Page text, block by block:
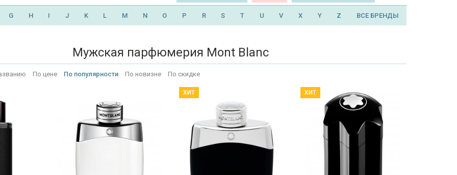
G H I J K L M N O P R S T U V X Y Z ВСЕ БРЕНДЫ
Мужская парфюмерия Mont Blanc
По цене По популярности По новизне По скидке
ХИТ ХИТ